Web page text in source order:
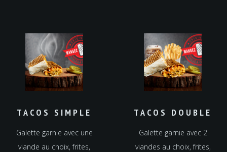
TACOS SIMPLE
Galette garnie avec une
viande au choix, frites,
TACOS DOUBLE
Galette garnie avec 2
viandes au choix, frites,